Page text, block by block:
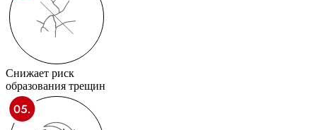
Снижает риск
образования трещин